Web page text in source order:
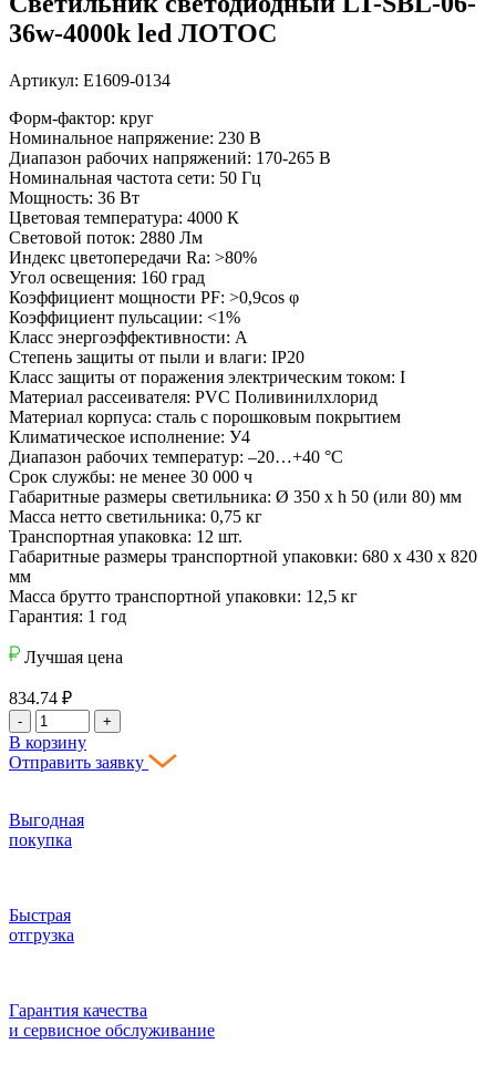
36w-4000k led ЛОТОС
Артикул: Е1609-0134
Форм-фактор: круг
Номинальное напряжение: 230 В
Диапазон рабочих напряжений: 170-265 В
Номинальная частота сети: 50 Гц
Мощность: 36 Вт
Цветовая температура: 4000 К
Световой поток: 2880 Лм
Индекс цветопередачи Ra: >80%
Угол освещения: 160 град
Коэффициент мощности PF: >0,9cos φ
Коэффициент пульсации: <1%
Класс энергоэффективности: А
Степень защиты от пыли и влаги: IP20
Класс защиты от поражения электрическим током: I
Материал рассеивателя: PVC Поливинилхлорид
Материал корпуса: сталь с порошковым покрытием
Климатическое исполнение: У4
Диапазон рабочих температур: –20…+40 °С
Срок службы: не менее 30 000 ч
Габаритные размеры светильника: Ø 350 x h 50 (или 80) мм
Масса нетто светильника: 0,75 кг
Транспортная упаковка: 12 шт.
Габаритные размеры транспортной упаковки: 680 х 430 х 820
мм
Масса брутто транспортной упаковки: 12,5 кг
Гарантия: 1 год
Лучшая цена
834.74 ₽
- +
В корзину
Отправить заявку
Выгодная
покупка
Быстрая
отгрузка
Гарантия качества
и сервисное обслуживание